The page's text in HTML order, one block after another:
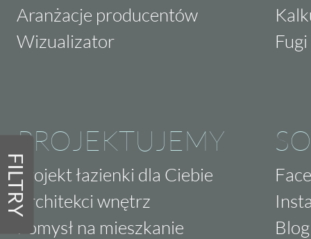
FILTRY
Aranżacje producentów
Wizualizator
PROJEKTUJEMY
Projekt łazienki dla Ciebie
Architekci wnętrz
Pomysł na mieszkanie
Blog